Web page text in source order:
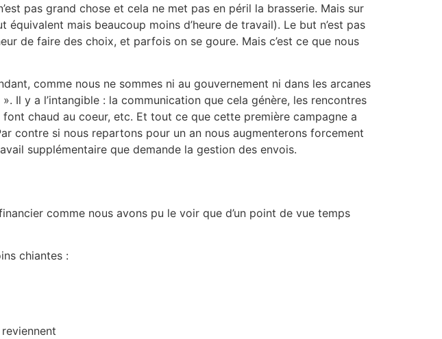
pas grand chose et cela ne met pas en péril la brasserie. Mais sur
mais beaucoup moins d’heure de travail). Le but n’est pas
de faire des choix, et parfois on se goure. Mais c’est ce que nous
comme nous ne sommes ni au gouvernement ni dans les arcanes
Il y a l’intangible : la communication que cela génère, les rencontres
chaud au coeur, etc. Et tout ce que cette première campagne a
contre si nous repartons pour un an nous augmenterons forcement
supplémentaire que demande la gestion des envois.
comme nous avons pu le voir que d’un point de vue temps
chiantes :